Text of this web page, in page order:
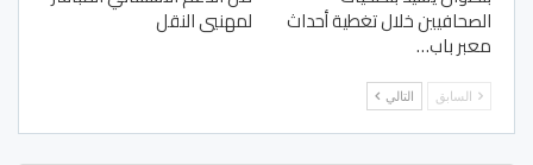
الصحافيين خلال تغطية أحداث
معبر باب…
لمهنيي النقل
السابق التالي